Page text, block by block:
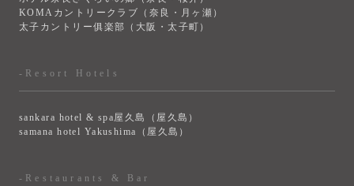
KOMAカントリークラブ（奈良・月ヶ瀬）
太子カントリー俱楽部（大阪・太子町）
-Resort Hotels
sankara hotel & spa屋久島（屋久島）
samana hotel Yakushima（屋久島）
-Restaurants & Bar